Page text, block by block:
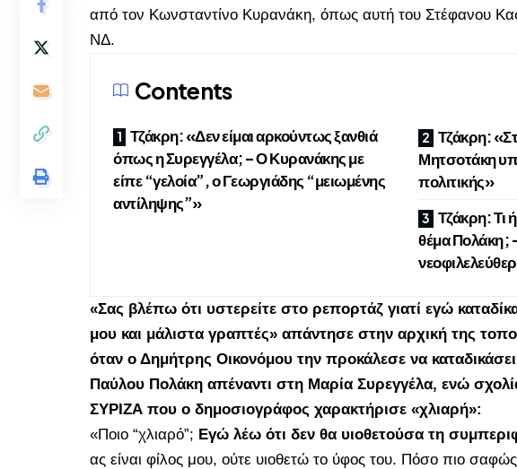
από τον Κωνσταντίνο Κυρανάκη, όπως αυτή του Στέφανου
ΝΔ.
Contents
Τζάκρη: «Δεν είμαι αρκούντως ξανθιά
όπως η Συρεγγέλα; – Ο Κυρανάκης με
είπε “γελοία”, ο Γεωργιάδης “μειωμένης
αντίληψης”»
Τζάκρη:
Μητσοτάκη
πολιτικής»
Τζάκρη: Τι
θέμα Πολάκη;
«Σας βλέπω ότι υστερείτε στο ρεπορτάζ γιατί εγώ
μου και μάλιστα γραπτές» απάντησε στην αρχική της
όταν ο Δημήτρης Οικονόμου την προκάλεσε να
Παύλου Πολάκη απέναντι στη Μαρία Συρεγγέλα, ενώ
ΣΥΡΙΖΑ που ο δημοσιογράφος χαρακτήρισε «χλιαρή»:
«Ποιο “χλιαρό”; Εγώ λέω ότι δεν θα υιοθετούσα τη
ας είναι φίλος μου, ούτε υιοθετώ το ύφος του. Πόσο πιο